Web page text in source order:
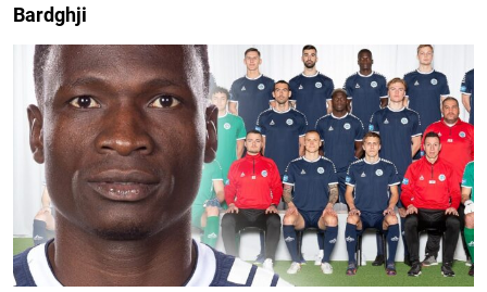
Bardghji